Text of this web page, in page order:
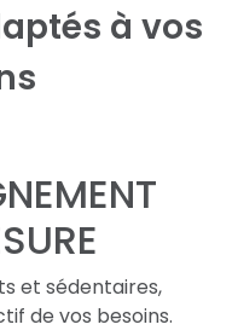
à vos
et sédentaires,
de vos besoins.